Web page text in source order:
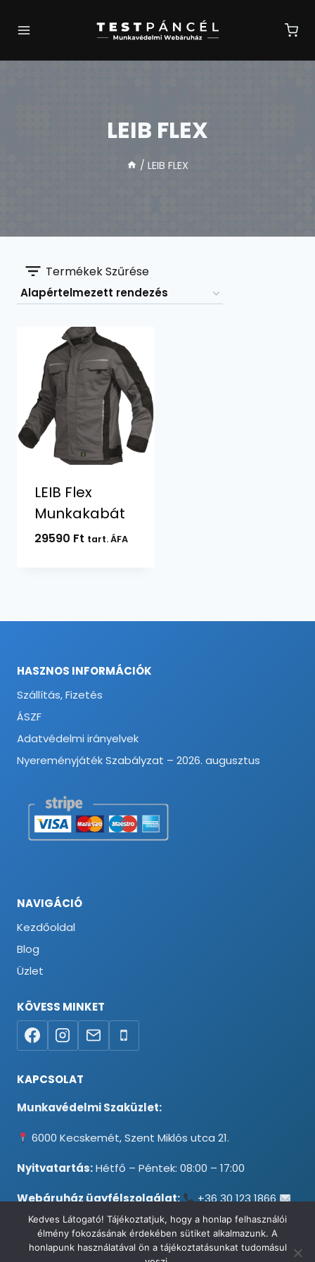
LEIB FLEX
/ LEIB FLEX
Termékek Szűrése
LEIB Flex
Munkakabát
29590 Ft tart. ÁFA
HASZNOS INFORMÁCIÓK
Szállítás, Fizetés
ÁSZF
Adatvédelmi irányelvek
Nyereményjáték Szabályzat – 2026. augusztus
NAVIGÁCIÓ
Kezdőoldal
Blog
Üzlet
KÖVESS MINKET
KAPCSOLAT
Munkavédelmi Szaküzlet:
6000 Kecskemét, Szent Miklós utca 21.
Nyitvatartás:Hétfő – Péntek: 08:00 – 17:00
Webáruház ügyfélszolgálat:
+36 30 123 1866
info@testpancel.hu
Kedves Látogató! Tájékoztatjuk, hogy a honlap felhasználói
élmény fokozásának érdekében sütiket alkalmazunk. A
honlapunk használatával ön a tájékoztatásunkat tudomásul